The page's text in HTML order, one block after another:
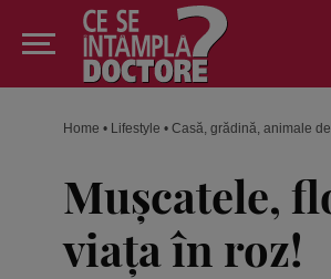
Home • Lifestyle • Casă, grădină, animale
Mușcatele,
viața în roz!